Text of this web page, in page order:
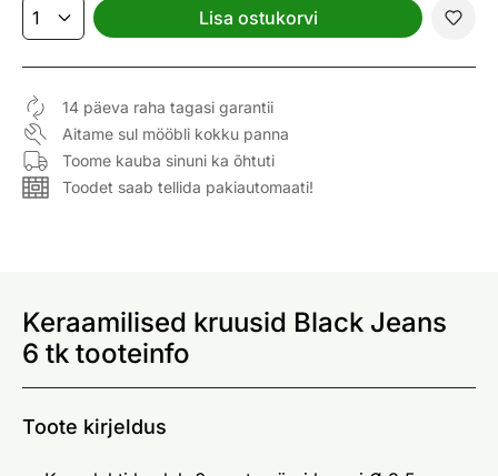
Lisa ostukorvi
14 päeva raha tagasi garantii
Aitame sul mööbli kokku panna
Toome kauba sinuni ka õhtuti
Toodet saab tellida pakiautomaati!
Keraamilised kruusid Black Jeans
6 tk tooteinfo
Toote kirjeldus